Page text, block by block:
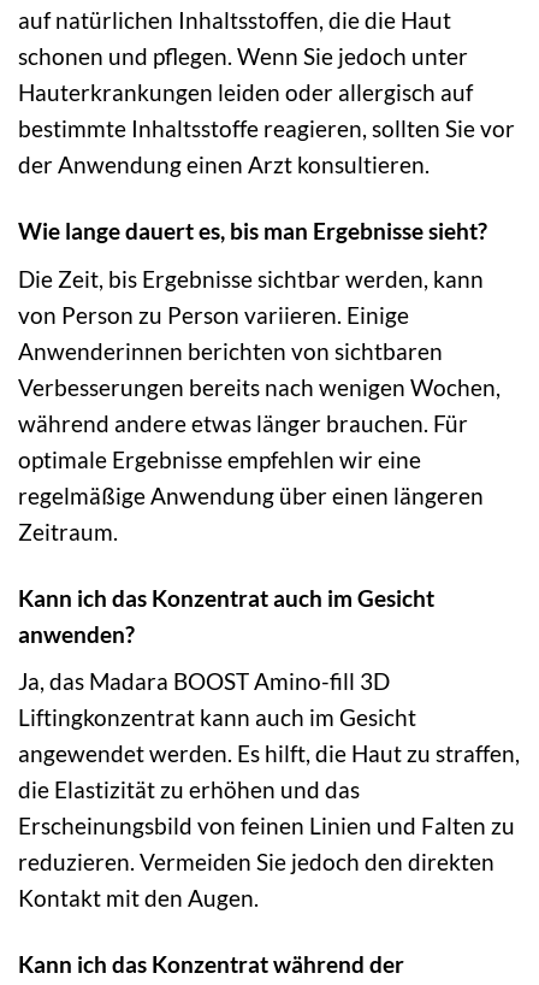
auf natürlichen Inhaltsstoffen, die die Haut
schonen und pflegen. Wenn Sie jedoch unter
Hauterkrankungen leiden oder allergisch auf
bestimmte Inhaltsstoffe reagieren, sollten Sie vor
der Anwendung einen Arzt konsultieren.
Wie lange dauert es, bis man Ergebnisse sieht?
Die Zeit, bis Ergebnisse sichtbar werden, kann
von Person zu Person variieren. Einige
Anwenderinnen berichten von sichtbaren
Verbesserungen bereits nach wenigen Wochen,
während andere etwas länger brauchen. Für
optimale Ergebnisse empfehlen wir eine
regelmäßige Anwendung über einen längeren
Zeitraum.
Kann ich das Konzentrat auch im Gesicht
anwenden?
Ja, das Madara BOOST Amino-fill 3D
Liftingkonzentrat kann auch im Gesicht
angewendet werden. Es hilft, die Haut zu straffen,
die Elastizität zu erhöhen und das
Erscheinungsbild von feinen Linien und Falten zu
reduzieren. Vermeiden Sie jedoch den direkten
Kontakt mit den Augen.
Kann ich das Konzentrat während der